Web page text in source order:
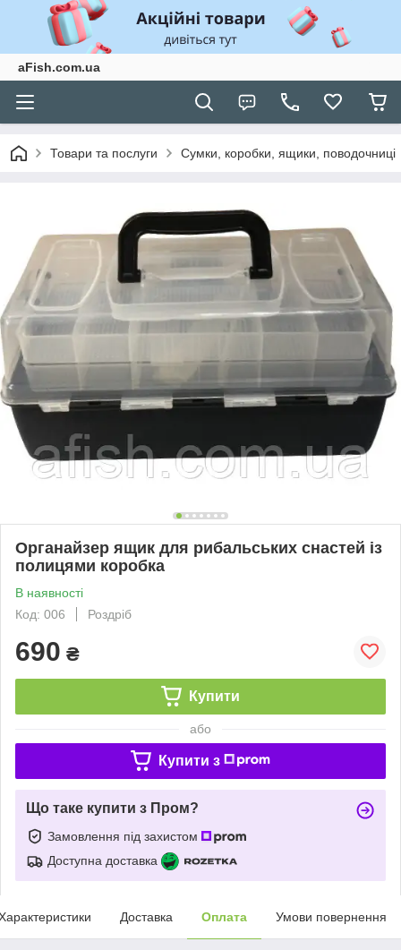
aFish.com.ua
Товари та послуги Сумки, коробки, ящики, поводочниці
Органайзер ящик для рибальських снастей із
полицями коробка
В наявності
Код: 006
Роздріб
690 ₴
Купити
або
Купити з
Що таке купити з Пром?
Замовлення під захистом
Доступна доставка
Доставка Оплата Умови повернення